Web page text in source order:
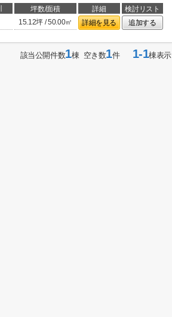
坪数/面積 詳細
検討リスト
15.12坪 / 50.00㎡ 詳細を見る 追加する
該当公開件数1棟 空き数1件1-1棟表示